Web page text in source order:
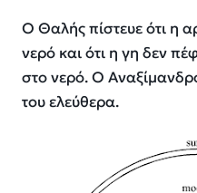
Ο Θαλής πίστευε ότι η
νερό και ότι η γη δεν
στο νερό. Ο
του ελεύθερα.